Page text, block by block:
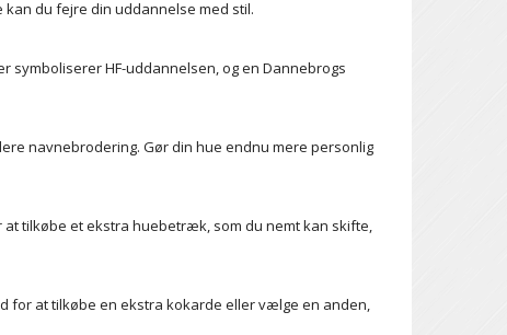
du fejre din uddannelse med stil.
symboliserer HF-uddannelsen, og en Dannebrogs
navnebrodering. Gør din hue endnu mere personlig
tilkøbe et ekstra huebetræk, som du nemt kan skifte,
for at tilkøbe en ekstra kokarde eller vælge en anden,